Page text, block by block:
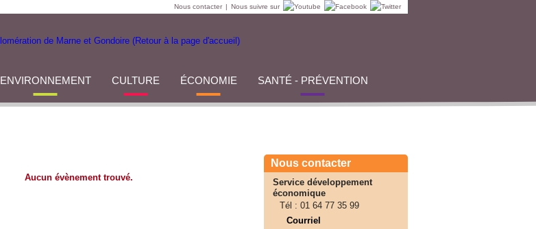
Nous contacter | Nous suivre sur
ENVIRONNEMENT CULTURE ÉCONOMIE SANTÉ - PRÉVENTION
Aucun évènement trouvé.
Nous contacter
Service développement
économique
Tél : 01 64 77 35 99
Courriel